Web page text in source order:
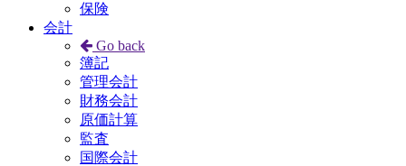
保険
会計
Go back
簿記
管理会計
財務会計
原価計算
監査
国際会計